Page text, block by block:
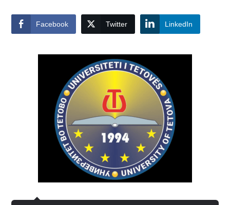
Facebook Twitter LinkedIn